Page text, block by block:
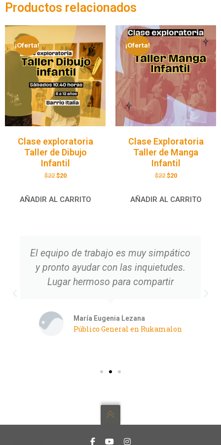
Productos relacionados
¡Oferta!
Clase exploratoria
Taller de Dibujo
Infantil
$22 $20
AÑADIR AL CARRITO
¡Oferta!
Clase Exploratoria
Taller de Manga
Infantil
$22 $20
AÑADIR AL CARRITO
El equipo de trabajo es muy simpático
y pronto ayudar con las inquietudes.
Lugar hermoso para compartir
María Eugenia Lezana
Público General en Rukamalon